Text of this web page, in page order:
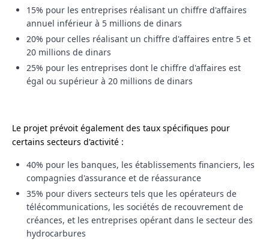
15% pour les entreprises réalisant un chiffre d'affaires
annuel inférieur à 5 millions de dinars
20% pour celles réalisant un chiffre d'affaires entre 5 et
20 millions de dinars
25% pour les entreprises dont le chiffre d'affaires est
égal ou supérieur à 20 millions de dinars
Le projet prévoit également des taux spécifiques pour
certains secteurs d'activité :
40% pour les banques, les établissements financiers, les
compagnies d'assurance et de réassurance
35% pour divers secteurs tels que les opérateurs de
télécommunications, les sociétés de recouvrement de
créances, et les entreprises opérant dans le secteur des
hydrocarbures